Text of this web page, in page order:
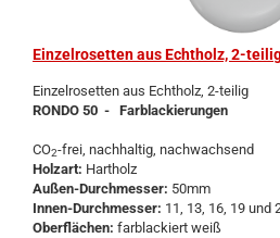
Ein­zel­ro­set­ten aus Echt­holz, 2-​
Ein­zel­ro­set­ten aus Echt­holz, 2-​teilig
RONDO 50 - Farb­la­ckie­run­gen
CO2-frei, nach­hal­tig, nach­wach­send
Holz­art: Hart­holz
Außen-​Durchmesser: 50mm
Innen-​Durchmesser: 11, 13, 16, 19 und
Ober­flä­chen: farb­la­ckiert weiß